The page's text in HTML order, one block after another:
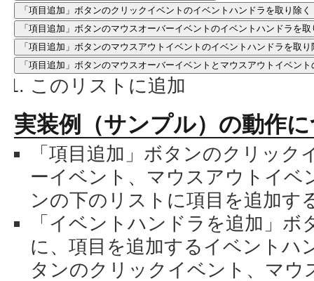
「項目追加」ボタンのクリックイベントのイベントハンドラを取り除く
「項目追加」ボタンのマウスオーバーイベントのイベントハンドラを取
「項目追加」ボタンのマウスアウトイベントのイベントハンドラを取り
「項目追加」ボタンのマウスオーバーイベントとマウスアウトイベン
このリストに追加
実装例（サンプル）の動作
「項目追加」ボタンのクリッ
ーイベント、マウスアウトイベ
ンの下のリストに項目を追加す
「イベントハンドラを追加」
に、項目を追加するイベントハ
タンのクリックイベント、マウ